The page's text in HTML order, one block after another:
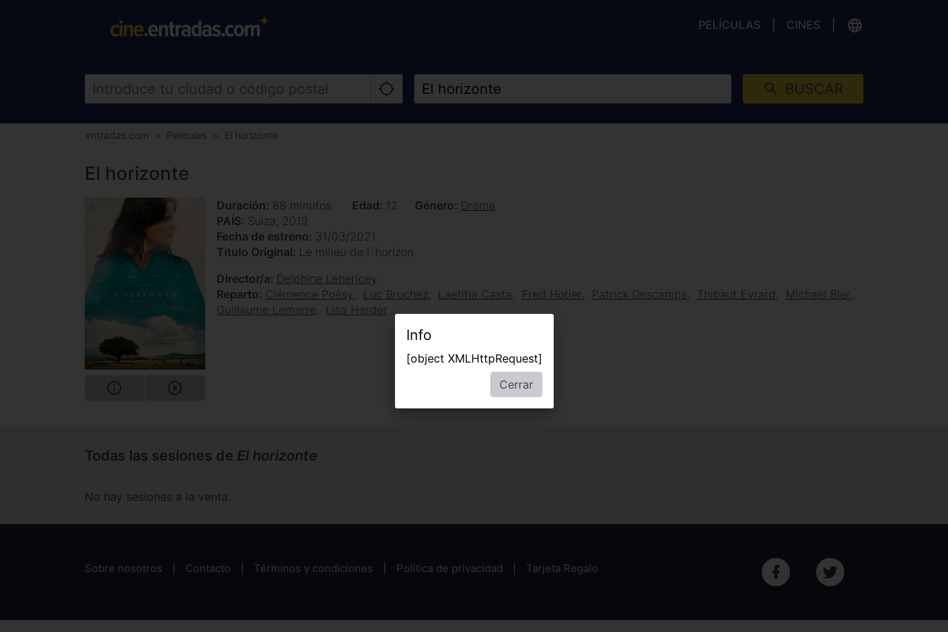
PELÍCULAS CINES
BUSCAR
entradas.com Películas El horizonte
El horizonte
Duración 88 minutos Edad 12 Género Drama
PAÍS Suiza, 2019
Fecha de estreno 31/03/2021
Titulo Original Le milieu de l´horizon
Director/a Delphine Lehericey
Reparto Clémence Poésy Luc Bruchez Laetitia Casta Fred Hotier Patrick Descamps Thibaut Evrard
Michaël Bier
Guillaume Lemarre
Lisa Harder
Todas las sesiones de El horizonte
No hay sesiones a la venta.
Sobre nosotros Contacto Términos y condiciones Política de privacidad Tarjeta Regalo
Info
[object XMLHttpRequest]
Cerrar